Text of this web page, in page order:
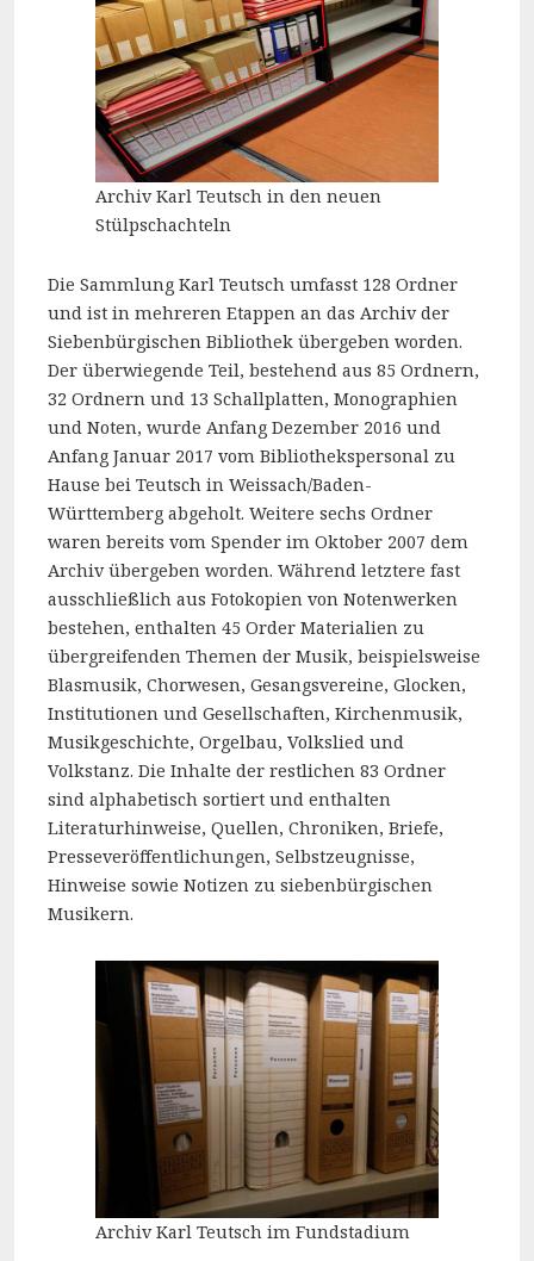
Archiv Karl Teutsch in den neuen
Stülpschachteln
Die Sammlung Karl Teutsch umfasst 128 Ordner
und ist in mehreren Etappen an das Archiv der
Siebenbürgischen Bibliothek übergeben worden.
Der überwiegende Teil, bestehend aus 85 Ordnern,
32 Ordnern und 13 Schallplatten, Monographien
und Noten, wurde Anfang Dezember 2016 und
Anfang Januar 2017 vom Bibliothekspersonal zu
Hause bei Teutsch in Weissach/Baden-
Württemberg abgeholt. Weitere sechs Ordner
waren bereits vom Spender im Oktober 2007 dem
Archiv übergeben worden. Während letztere fast
ausschließlich aus Fotokopien von Notenwerken
bestehen, enthalten 45 Order Materialien zu
übergreifenden Themen der Musik, beispielsweise
Blasmusik, Chorwesen, Gesangsvereine, Glocken,
Institutionen und Gesellschaften, Kirchenmusik,
Musikgeschichte, Orgelbau, Volkslied und
Volkstanz. Die Inhalte der restlichen 83 Ordner
sind alphabetisch sortiert und enthalten
Literaturhinweise, Quellen, Chroniken, Briefe,
Presseveröffentlichungen, Selbstzeugnisse,
Hinweise sowie Notizen zu siebenbürgischen
Musikern.
Archiv Karl Teutsch im Fundstadium